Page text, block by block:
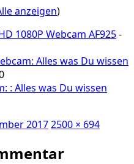
anzeigen)
1080P Webcam AF925-
Alles was Du wissen
: Alles was Du wissen
2017 Volle
2500 × 694